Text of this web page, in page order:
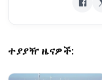
ተያያዥ ዜናዎች: